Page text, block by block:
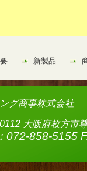
新製品
グ商事株式会社
大阪府枚方市
072-858-5155